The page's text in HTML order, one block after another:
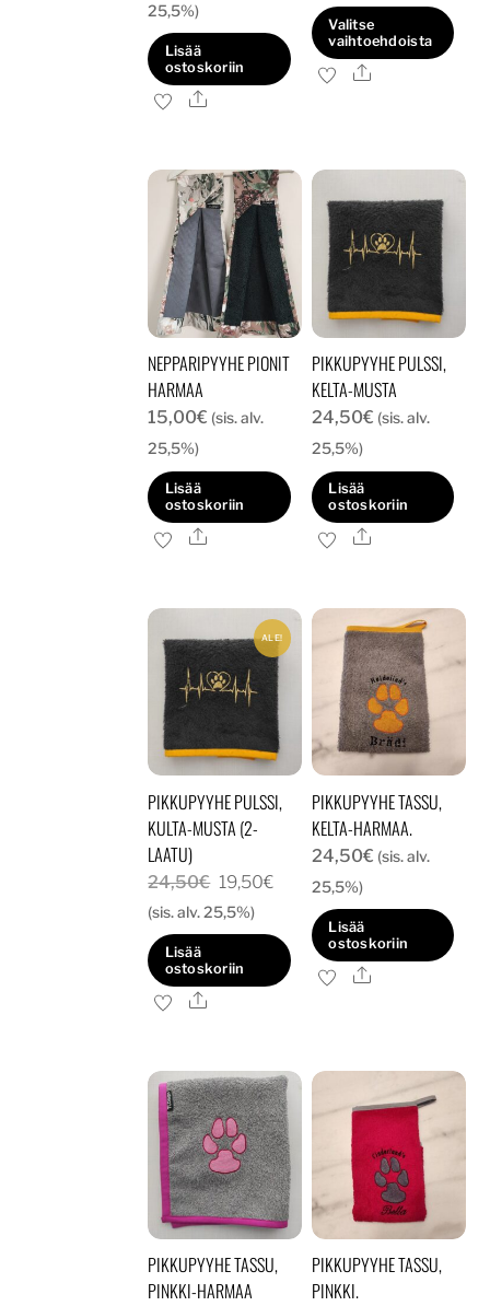
25,5%)
Lisää
ostoskoriin
Ale
Valitse
vaihtoehdoista
Tällä
Voit
tehdä
valinnat
tuotteen
sivulla.
Ale
NEPPARIPYYHE PIONIT
HARMAA
15,00€ (sis. alv.
25,5%)
Lisää
ostoskoriin
Ale
PIKKUPYYHE PULSSI,
KELTA-MUSTA
24,50€ (sis. alv.
25,5%)
Lisää
ostoskoriin
Ale
ALE!
PIKKUPYYHE PULSSI,
KULTA-MUSTA (2-
LAATU)
24,50€ Alkuperäinen
hinta
oli:
24,50€.
19,50€Nykyinen
on:
19,50€.
(sis. alv. 25,5%)
Lisää
ostoskoriin
Ale
PIKKUPYYHE TASSU,
KELTA-HARMAA.
24,50€ (sis. alv.
25,5%)
Lisää
ostoskoriin
Ale
PIKKUPYYHE TASSU,
PINKKI-HARMAA
PIKKUPYYHE TASSU,
PINKKI.